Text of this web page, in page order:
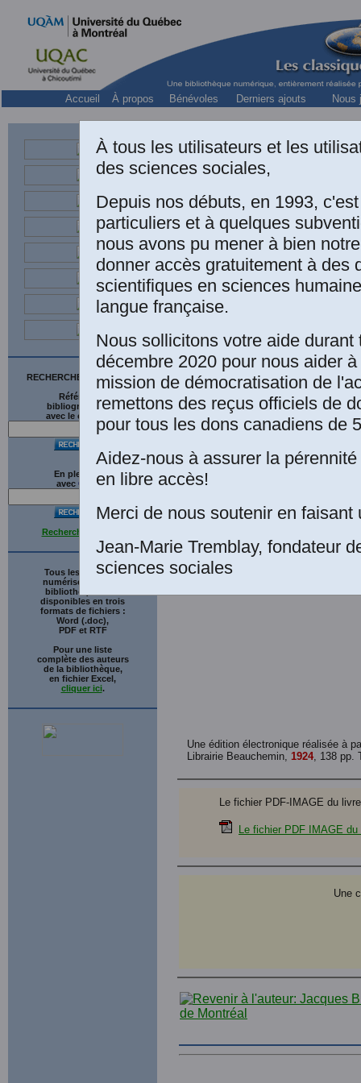
Accueil À propos Bénévoles Derniers ajouts Nous
RECHERCHE SUR LE SITE
Références
bibliographiques
avec le catalogue
En plein texte
avec G gle
Recherche avancée
Tous les ouvrages
numérisés de cette
bibliothèque sont
disponibles en trois
formats de fichiers :
Word (.doc),
PDF et RTF
Pour une liste
complète des auteurs
de la bibliothèque,
en fichier Excel,
cliquer ici.
Une édition électronique réalisée à
Librairie Beauchemin, 1924, 138 pp.
Le fichier PDF-IMAGE du
Le fichier PDF IMAGE du
Une
À tous les utilisateurs et les
des sciences sociales,
Depuis nos débuts, en 1993,
particuliers et à quelques
nous avons pu mener à bien
donner accès gratuitement à des
scientifiques en sciences
langue française.
Nous sollicitons votre aide durant
décembre 2020 pour nous aider
mission de démocratisation de
remettons des reçus officiels de
pour tous les dons canadiens de
Aidez-nous à assurer la
en libre accès!
Merci de nous soutenir en faisant
Jean-Marie Tremblay, fondateur
sciences sociales